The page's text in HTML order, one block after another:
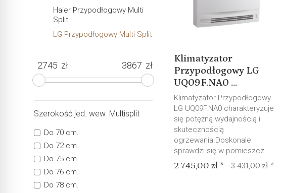
Klimatyzator
Przypodłogowy LG
UQ09F.NA0 ...
Klimatyzator Przypodłogowy
LG UQ09F.NA0 charakteryzuje
się potężną wydajnością i
skutecznością
ogrzewania.Doskonale
sprawdzi się w pomieszcz...
2 745,00 zł * 3 431,00 zł *
Haier Przypodłogowy Multi
Split
LG Przypodłogowy Multi Split
zł zł
Szerokość jed. wew. Multisplit
Do 70 cm.
Do 72 cm.
Do 75 cm
Do 76 cm.
Do 78 cm.